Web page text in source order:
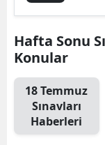
Hafta Sonu
Konular
18 Temmuz
Sınavları
Haberleri